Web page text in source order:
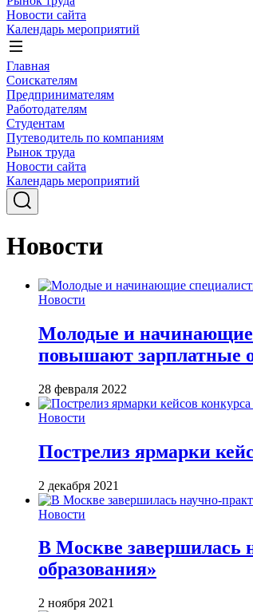
Новости сайта
Календарь мероприятий
Главная
Соискателям
Предпринимателям
Работодателям
Студентам
Путеводитель по компаниям
Рынок труда
Новости сайта
Календарь мероприятий
Новости
Новости
Молодые и начинающие
повышают зарплатные
28 февраля 2022
Новости
Пострелиз ярмарки
2 декабря 2021
Новости
В Москве завершилась
образования»
2 ноября 2021